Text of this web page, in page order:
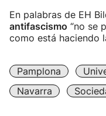
En palabras de EH
antifascismo “no se
como está haciendo
Pamplona
Navarra